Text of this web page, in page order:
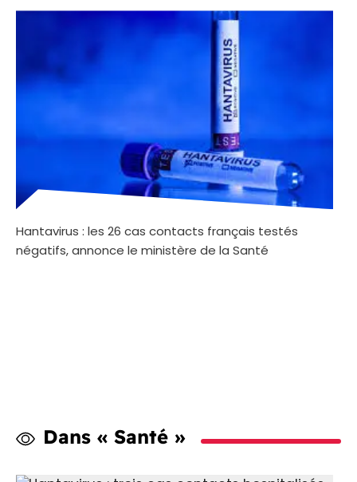
Hantavirus : les 26 cas contacts français testés
négatifs, annonce le ministère de la Santé
Dans « Santé »